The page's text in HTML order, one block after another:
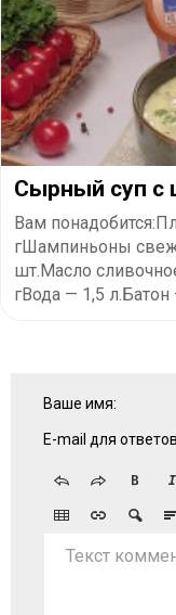
Сырный суп с
Вам
гШампиньоны
шт.Масло
гВода — 1,5 л.Батон
Ваше имя:
E-mail для
Текст